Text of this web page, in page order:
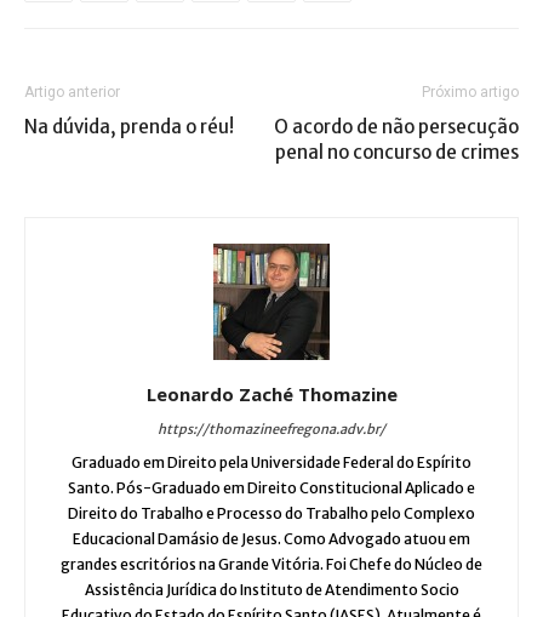
Artigo anterior
Na dúvida, prenda o réu!
Próximo artigo
O acordo de não persecução
penal no concurso de crimes
Leonardo Zaché Thomazine
https://thomazineefregona.adv.br/
Graduado em Direito pela Universidade Federal do Espírito
Santo. Pós-Graduado em Direito Constitucional Aplicado e
Direito do Trabalho e Processo do Trabalho pelo Complexo
Educacional Damásio de Jesus. Como Advogado atuou em
grandes escritórios na Grande Vitória. Foi Chefe do Núcleo de
Assistência Jurídica do Instituto de Atendimento Socio